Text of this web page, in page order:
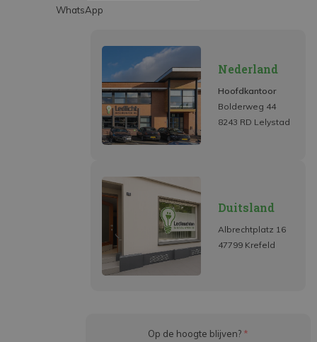
WhatsApp
Nederland
Hoofdkantoor
Bolderweg 44
8243 RD Lelystad
Duitsland
Albrechtplatz 16
47799 Krefeld
Op de hoogte blijven? *